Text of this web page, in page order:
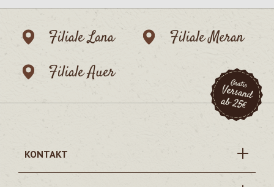
Filiale Lana
Filiale Meran
Filiale Auer
KONTAKT